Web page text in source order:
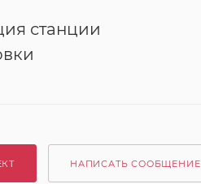
станции
НАПИСАТЬ СООБЩЕНИЕ